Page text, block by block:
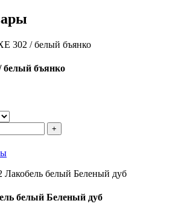
белый бъянко
+
белый Беленый дуб